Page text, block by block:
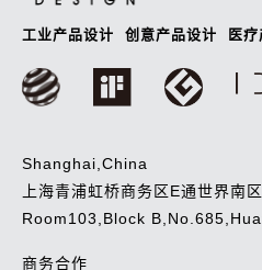
工业产品设计 创意产品设计 医
Shanghai,China
上海青浦虹桥商务区E通世界南
Room103,Block
商务合作